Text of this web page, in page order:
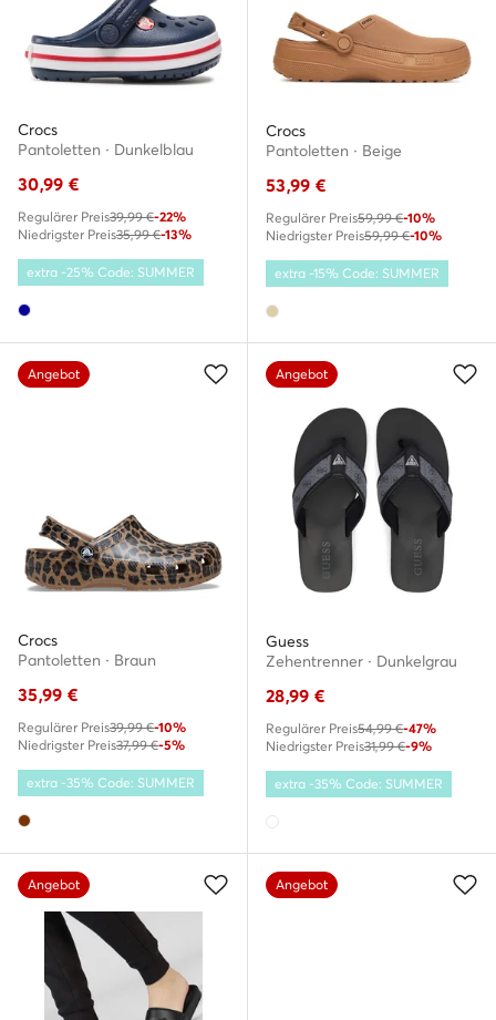
Crocs
Pantoletten · Dunkelblau
30,99 €
Regulärer Preis39,99 €-22%
Niedrigster Preis35,99 €-13%
extra -25% Code: SUMMER
Crocs
Pantoletten · Beige
53,99 €
Regulärer Preis59,99 €-10%
Niedrigster Preis59,99 €-10%
extra -15% Code: SUMMER
Angebot
Crocs
Pantoletten · Braun
35,99 €
Regulärer Preis39,99 €-10%
Niedrigster Preis37,99 €-5%
extra -35% Code: SUMMER
Angebot
Guess
Zehentrenner · Dunkelgrau
28,99 €
Regulärer Preis54,99 €-47%
Niedrigster Preis31,99 €-9%
extra -35% Code: SUMMER
Angebot Angebot